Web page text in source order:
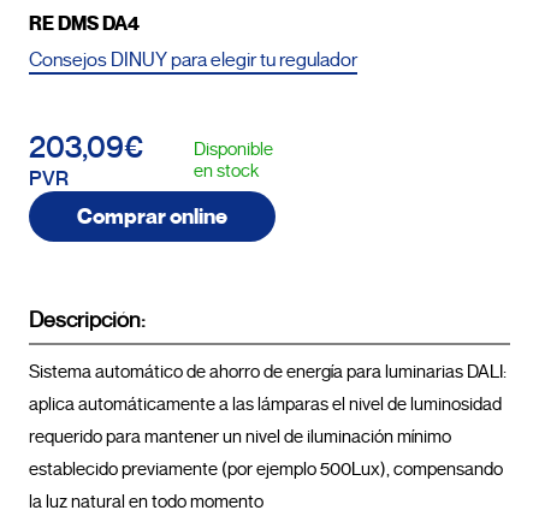
RE DMS DA4
Consejos DINUY para elegir tu regulador
203,09€
PVR
Disponible
en stock
Comprar online
Descripción:
Sistema automático de ahorro de energía para luminarias DALI:
aplica automáticamente a las lámparas el nivel de luminosidad
requerido para mantener un nivel de iluminación mínimo
establecido previamente (por ejemplo 500Lux), compensando
la luz natural en todo momento